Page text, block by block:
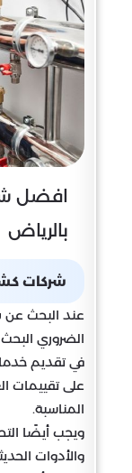
افضل
بالرياض
شركات
عند البحث عن
الضروري
في تقديم
على تقييمات
المناسبة.
ويجب أيضًا
والأدوات